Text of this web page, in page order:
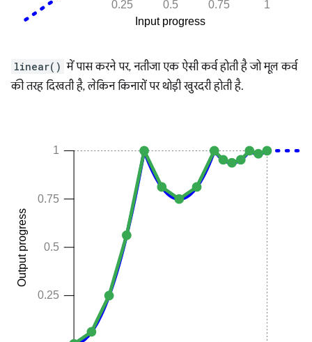
linear() में पास करने पर, नतीजा एक ऐसी कर्व होती है जो मूल कर्व
की तरह दिखती है, लेकिन किनारों पर थोड़ी खुरदरी होती है.